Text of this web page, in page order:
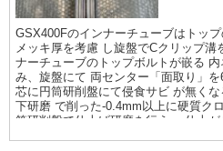
GSX400Fのインナーチューブはトッ
メッキ厚を考慮 し旋盤でCクリップ
ナーチューブのトップボルトが嵌る
み、旋盤にて 両センター「面取り」
芯に円筒研削盤にて侵食サビ が無く
下研磨 で削った-0.4mm以上に硬質ク
筒研削盤で仕上げ研磨を行う。 仕上